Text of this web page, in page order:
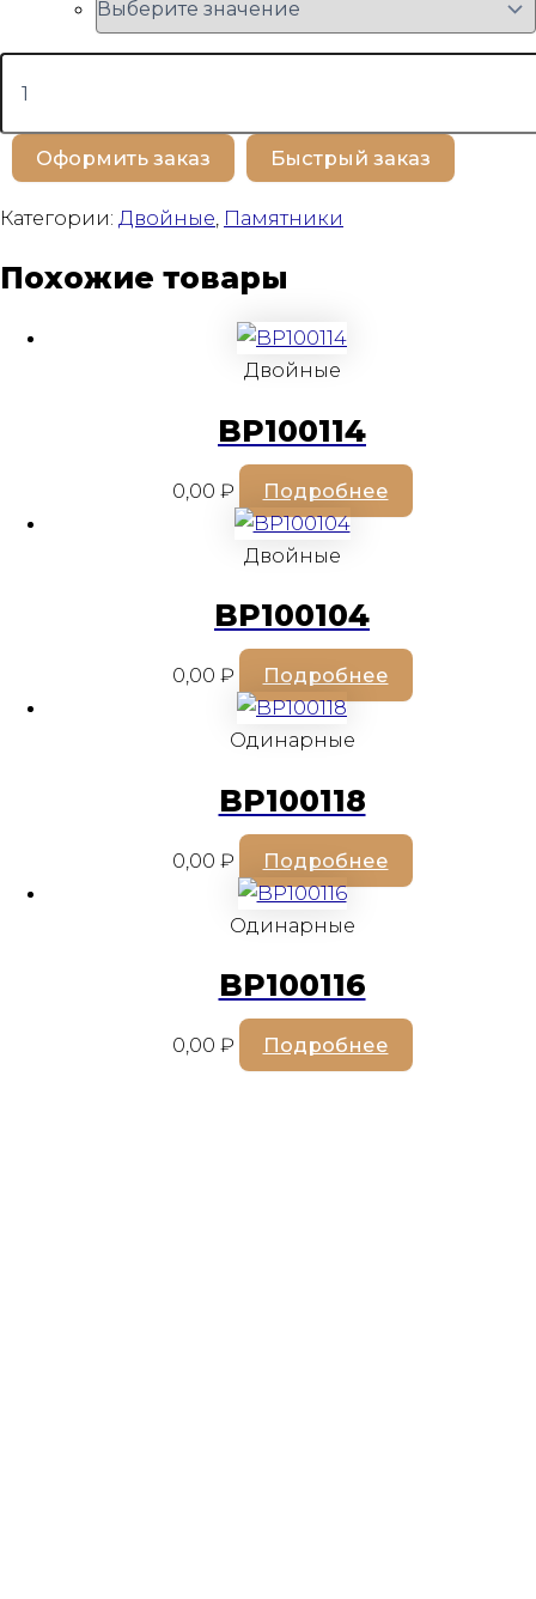
Количество
товара
Оформить заказ Быстрый заказ
Категории: Двойные Памятники
Похожие товары
Двойные
BP100114
0,00 ₽ Подробнее
Двойные
BP100104
0,00 ₽ Подробнее
Одинарные
BP100118
0,00 ₽ Подробнее
Одинарные
BP100116
0,00 ₽ Подробнее